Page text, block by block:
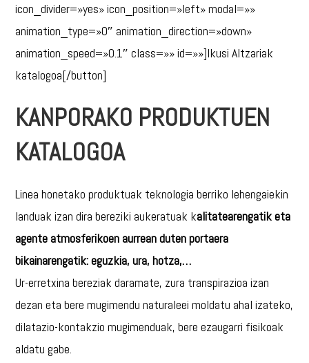
icon_divider=»yes» icon_position=»left» modal=»»
animation_type=»0″ animation_direction=»down»
animation_speed=»0.1″ class=»» id=»»]Ikusi Altzariak
katalogoa[/button]
KANPORAKO PRODUKTUEN
KATALOGOA
Linea honetako produktuak teknologia berriko lehengaiekin
landuak izan dira bereziki aukeratuak kalitatearengatik eta
agente atmosferikoen aurrean duten portaera
bikainarengatik: eguzkia, ura, hotza,…
Ur-erretxina bereziak daramate, zura transpirazioa izan
dezan eta bere mugimendu naturaleei moldatu ahal izateko,
dilatazio-kontakzio mugimenduak, bere ezaugarri fisikoak
aldatu gabe.